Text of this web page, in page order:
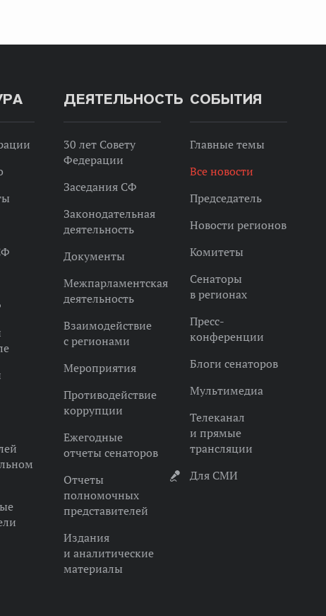
ДЕЯТЕЛЬНОСТЬ
30 лет Совету
Федерации
Заседания СФ
Законодательная
деятельность
Документы
Межпарламентская
деятельность
Взаимодействие
с регионами
Мероприятия
Противодействие
коррупции
Ежегодные
отчеты сенаторов
Отчеты
полномочных
представителей
Издания
и аналитические
материалы
СОБЫТИЯ
Главные темы
Все новости
Председатель
Новости регионов
Комитеты
Сенаторы
в регионах
Пресс-
конференции
Блоги сенаторов
Мультимедиа
Телеканал
и прямые
трансляции
Для СМИ